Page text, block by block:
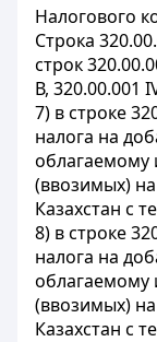
Налогового
Строка
строк
В, 320.00.001
7) в строке
налога на
облагаемому
(ввозимых)
Казахстан с
8) в строке
налога на
облагаемому
(ввозимых)
Казахстан с